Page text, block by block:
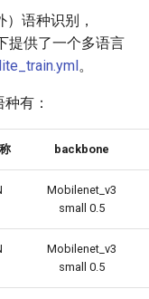
语种识别，
提供了一个多语言
。
有：
backbone
Mobilenet_v3
small 0.5
Mobilenet_v3
small 0.5